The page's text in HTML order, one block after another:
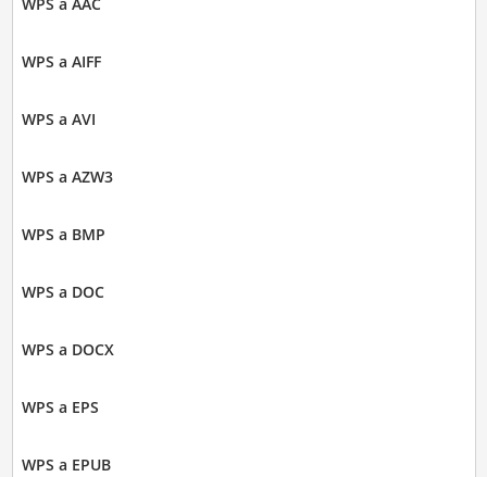
WPS a AAC
WPS a AIFF
WPS a AVI
WPS a AZW3
WPS a BMP
WPS a DOC
WPS a DOCX
WPS a EPS
WPS a EPUB